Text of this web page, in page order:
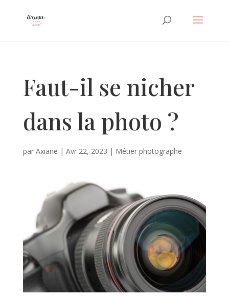
Faut-il se nicher
dans la photo ?
par Axiane | Avr 22, 2023 | Métier photographe